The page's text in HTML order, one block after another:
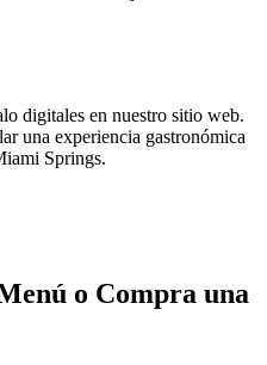
digitales en nuestro sitio web.
una experiencia gastronómica
Springs.
o Compra una